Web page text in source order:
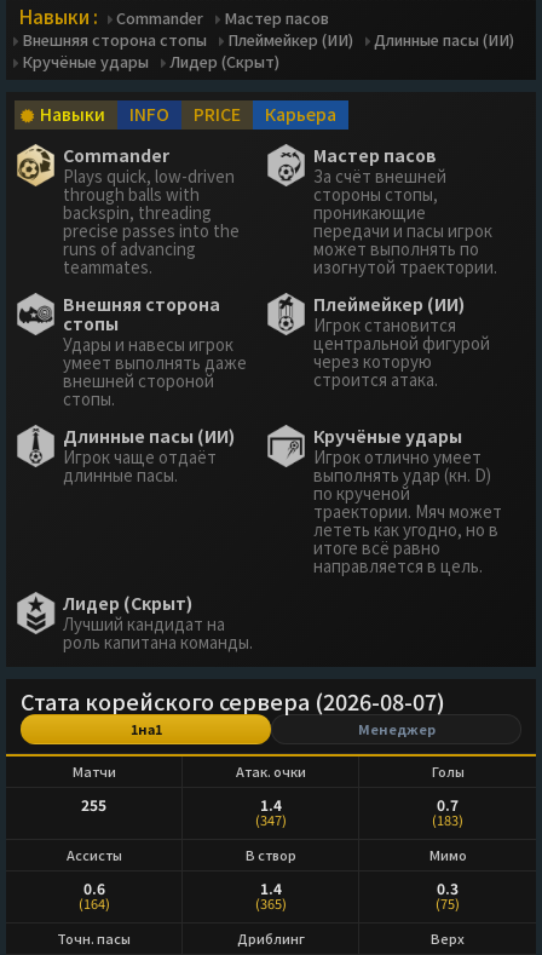
Навыки : Commander
Мастер пасов
Внешняя сторона стопы
Плеймейкер (ИИ)
Длинные пасы (ИИ)
Кручёные удары
Лидер (Скрыт)
Навыки INFO PRICE
Карьера
Commander
Plays quick, low-driven
through balls with
backspin, threading
precise passes into the
runs of advancing
teammates.
Мастер пасов
За счёт внешней
стороны стопы,
проникающие
передачи и пасы игрок
может выполнять по
изогнутой траектории.
Внешняя сторона
стопы
Удары и навесы игрок
умеет выполнять даже
внешней стороной
стопы.
Плеймейкер (ИИ)
Игрок становится
центральной фигурой
через которую
строится атака.
Длинные пасы (ИИ)
Игрок чаще отдаёт
длинные пасы.
Кручёные удары
Игрок отлично умеет
выполнять удар (кн. D)
по крученой
траектории. Мяч может
лететь как угодно, но в
итоге всё равно
направляется в цель.
Лидер (Скрыт)
Лучший кандидат на
роль капитана команды.
Стата корейского сервера (2026-08-07)
1на1 Менеджер
Матчи
255
Атак. очки
1.4
(347)
Голы
0.7
(183)
Ассисты
0.6
(164)
В створ
1.4
(365)
Мимо
0.3
(75)
Точн. пасы
Дриблинг Верх